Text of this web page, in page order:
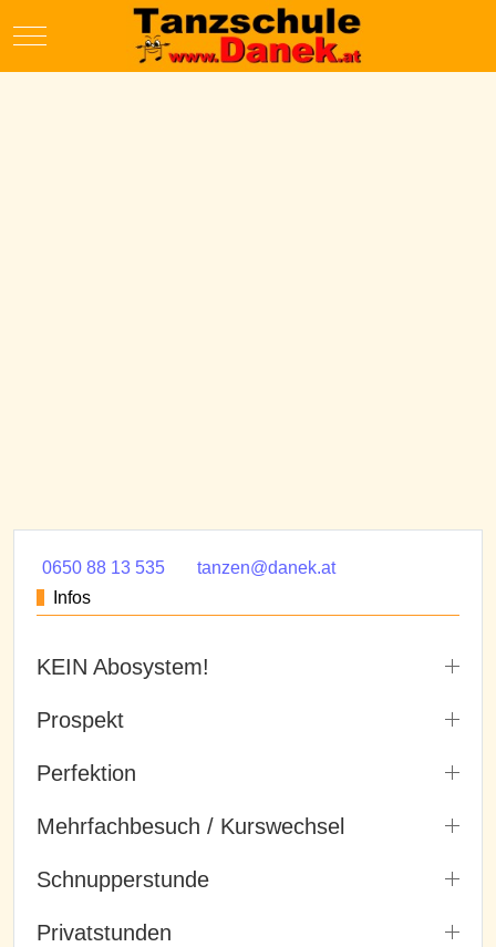
Mobile Menu Toggle
0650 88 13 535
tanzen@danek.at
Infos
KEIN Abosystem!
Prospekt
Perfektion
Mehrfachbesuch / Kurswechsel
Schnupperstunde
Privatstunden